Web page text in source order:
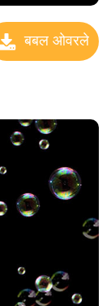
बबल ओवरले